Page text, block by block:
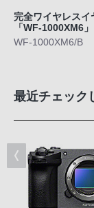
完全ワイヤレスイ
「WF-1000XM6
WF-1000XM6/B
最近チェック